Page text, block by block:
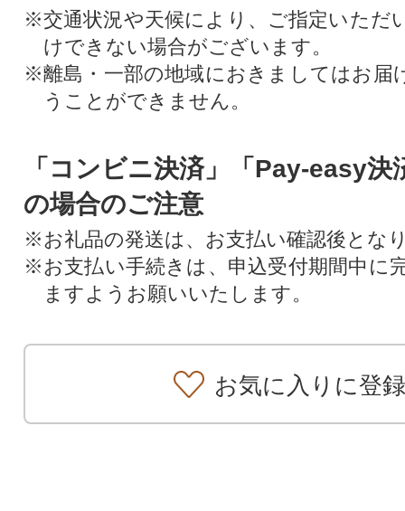
※交通状況や天候により、ご指定いただ
けできない場合がございます。
※離島・一部の地域におきましてはお届
うことができません。
「コンビニ決済」「Pay-easy決
の場合のご注意
※お礼品の発送は、お支払い確認後とな
※お支払い手続きは、申込受付期間中に
ますようお願いいたします。
お気に入りに登録